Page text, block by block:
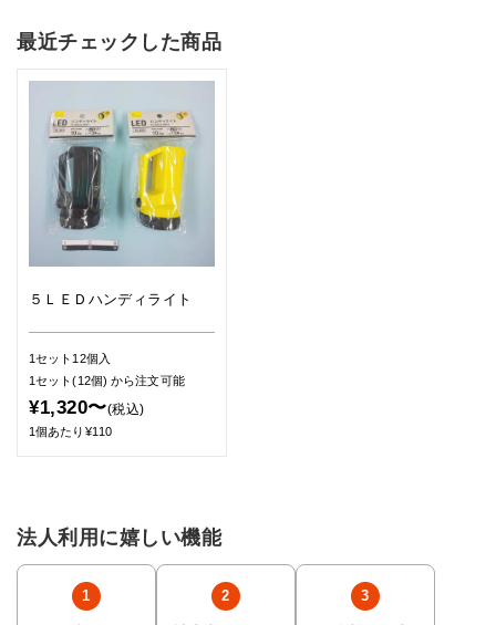
最近チェックした商品
５ＬＥＤハンディライト
1セット12個入
1セット(12個)から注文可能
¥1,320〜(税込)
1個あたり¥110
法人利用に嬉しい機能